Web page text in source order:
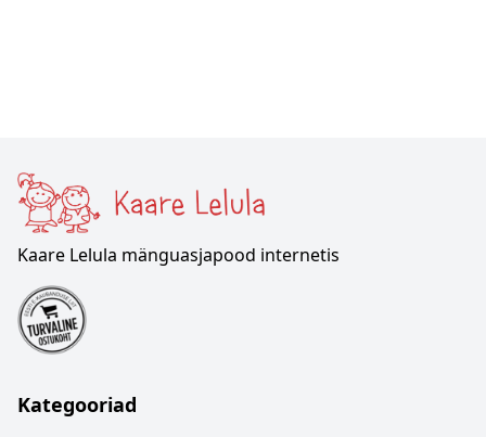
Kaare Lelula mänguasjapood internetis
Kategooriad